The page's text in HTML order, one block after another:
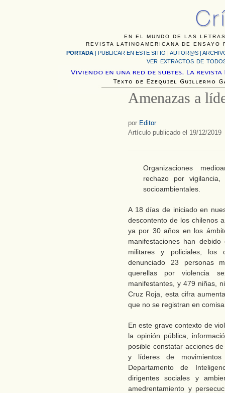
EN EL MUNDO DE LAS
REVISTA LATINOAMERICANA DE
PORTADA | PUBLICAR EN ESTE SITIO | AUTOR@S |
VER EXTRACTOS DE
Amenazas a
por Editor
Artículo publicado el 19/12/2019
Organizaciones
rechazo por
socioambientales.
A 18 días de iniciado en
descontento de los chilenos
ya por 30 años en los
manifestaciones han
militares y policiales, los
denunciado 23 personas
querellas por violencia
manifestantes, y 479 niñas,
Cruz Roja, esta cifra
que no se registran en
En este grave contexto de
la opinión pública,
posible constatar acciones
y líderes de
Departamento de
dirigentes sociales y
amedrentamiento y